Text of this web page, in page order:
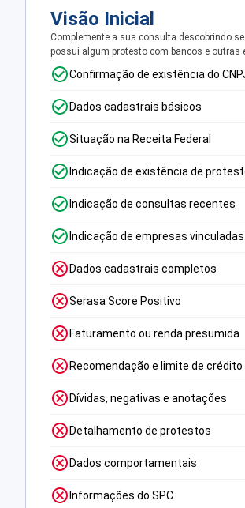
Visão Inicial
Complemente a sua consulta descobrindo se
possui algum protesto com bancos e outras
Confirmação de existência do
Dados cadastrais básicos
Situação na Receita Federal
Indicação de existência de
Indicação de consultas recentes
Indicação de empresas vinculadas
Dados cadastrais completos
Serasa Score Positivo
Faturamento ou renda presumida
Recomendação e limite de crédito
Dívidas, negativas e anotações
Detalhamento de protestos
Dados comportamentais
Informações do SPC